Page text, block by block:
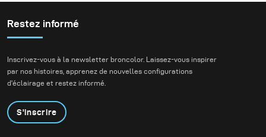
Restez informé
Inscrivez-vous à la newsletter broncolor. Laissez-vous inspirer
par nos histoires, apprenez de nouvelles configurations
d'éclairage et restez informé.
S'inscrire